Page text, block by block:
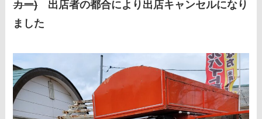
カー)
出店者の都合により出店キャンセルになり
ました